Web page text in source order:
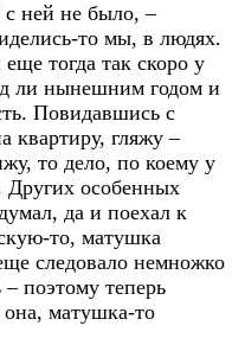
ней не было, –
то мы, в людях.
тогда так скоро у
ли нынешним годом и
Повидавшись с
квартиру, гляжу –
то дело, по коему у
особенных
да и поехал к
то, матушка
следовало немножко
– поэтому теперь
матушка-то